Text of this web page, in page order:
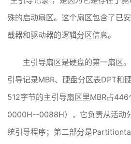
殊的启动扇区。这个扇区包含了已
载器和驱动器的逻辑分区信息。
主引导扇区是硬盘的第一扇区
引导记录MBR、硬盘分区表DPT和
512字节的主引导扇区里MBR占
0000H--0088H），它负责从活动
统引导程序；第二部分是